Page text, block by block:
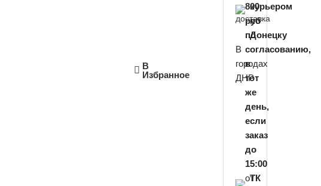
В
Избранное
курьером
по
Донецку
В
городах
ДНР
800
руб
по
согласованию,
в
тот
же
день,
если
заказ
до
15:00
ТК
от